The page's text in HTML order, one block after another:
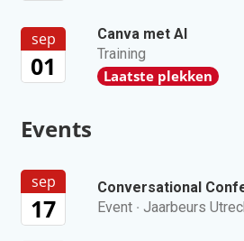
sep
01
Canva met AI
Training
Laatste plekken
Events
sep
17
Conversational
Event · Jaarbeurs